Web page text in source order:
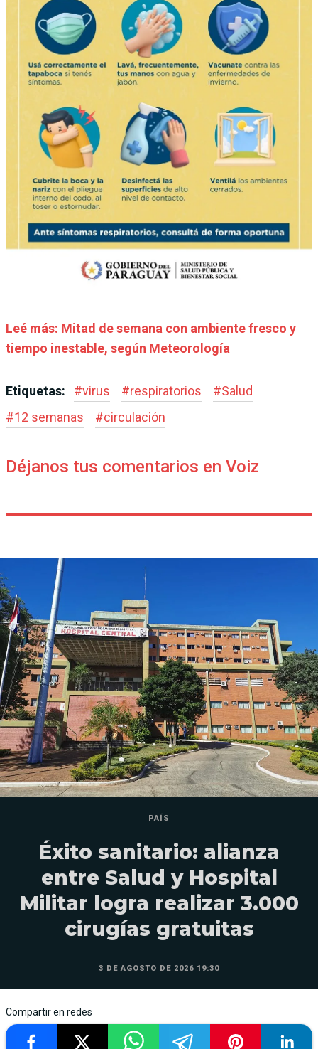
Leé más: Mitad de semana con ambiente fresco y
tiempo inestable, según Meteorología
Etiquetas: #virus #respiratorios #Salud
#12 semanas #circulación
Déjanos tus comentarios en Voiz
PAÍS
Éxito sanitario: alianza
entre Salud y Hospital
Militar logra realizar 3.000
cirugías gratuitas
3 DE AGOSTO DE 2026 19:30
Compartir en redes